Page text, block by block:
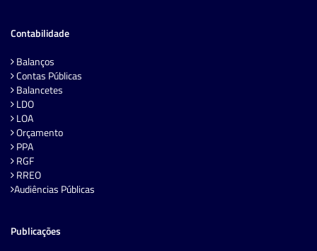
Contabilidade
Balanços
Contas Públicas
Balancetes
LDO
LOA
Orçamento
PPA
RGF
RREO
Audiências Públicas
Publicações